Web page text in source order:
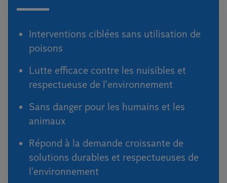
Interventions ciblées sans utilisation de
poisons
Lutte efficace contre les nuisibles et
respectueuse de l'environnement
Sans danger pour les humains et les
animaux
Répond à la demande croissante de
solutions durables et respectueuses de
l'environnement